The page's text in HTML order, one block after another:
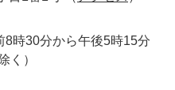
8時30分から午後5時15分
く）